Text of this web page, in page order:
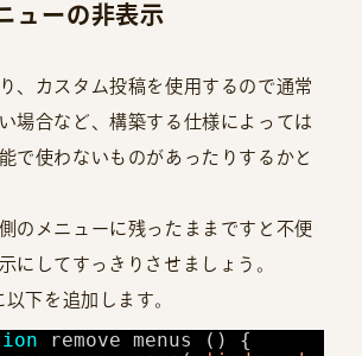
ューの非表示
、カスタム投稿を使用するので通常
場合など、構築する仕様によっては
で使わないものがあったりするかと
のメニューに残ったままですと不便
にしてすっきりさせましょう。
下を追加します。
remove_menus () {